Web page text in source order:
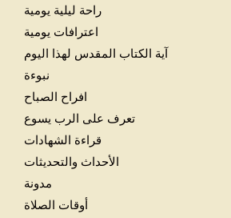
راحة ليلية يومية
اعترافات يومية
آية الكتاب المقدس لهذا اليوم
نبوءة
افراح الصباح
تعرف على الرب يسوع
قراءة الشهادات
الأحداث والتحديثات
مدونة
أوقات الصلاة